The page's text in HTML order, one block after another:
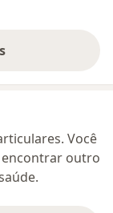
Você
outro